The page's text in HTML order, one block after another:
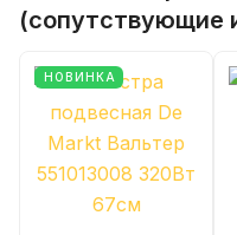
(сопутствующие
НОВИНКА